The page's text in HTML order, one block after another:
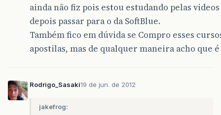
ainda não fiz pois estou estudando pelas
depois passar para o da SoftBlue.
Também fico em dúvida se Compro esses
apostilas, mas de qualquer maneira acho que
Rodrigo_Sasaki19 de jun. de 2012
jakefrog: